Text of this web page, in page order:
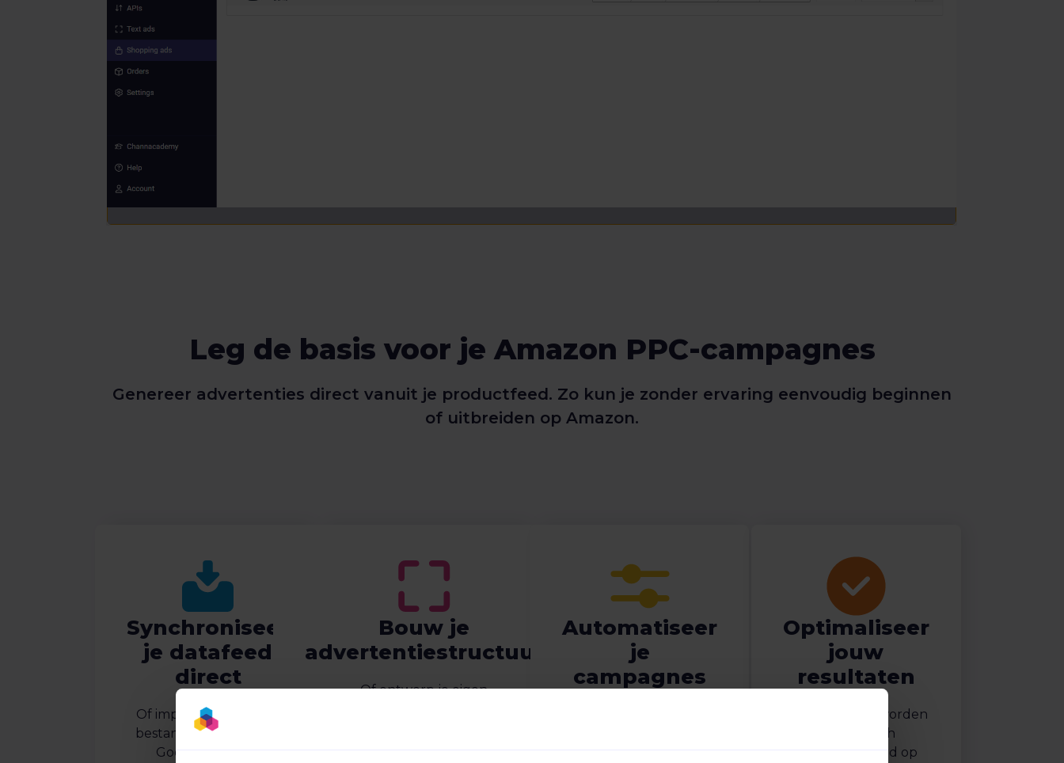
Leg de basis voor je Amazon PPC-campagnes
Genereer advertenties direct vanuit je productfeed. Zo kun je zonder ervaring eenvoudig beginnen
of uitbreiden op Amazon.
Synchroniseer
je datafeed
direct
Of importeer een CSV-
bestand, XML-bestand,
Google Sheet of
Bouw je
advertentiestructuur
Of ontwerp je eigen
Automatiseer
je
campagnes
Optimaliseer
jouw
resultaten
Je campagnes worden
automatisch
geoptimaliseerd op